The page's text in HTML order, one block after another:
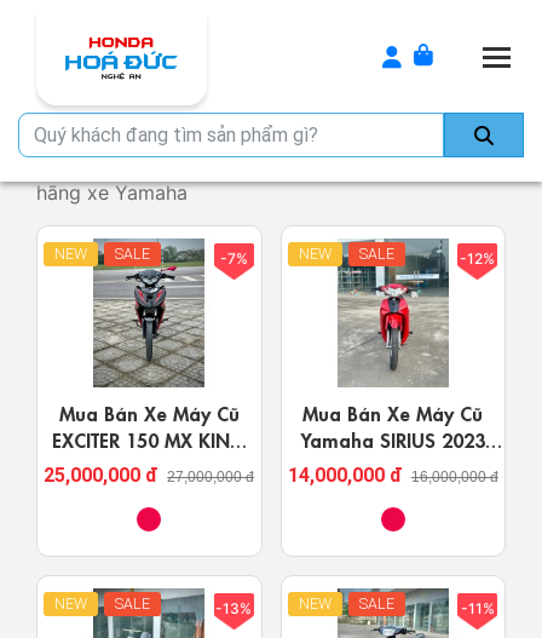
hãng xe Yamaha
NEW SALE -7%
Mua Bán Xe Máy Cũ
EXCITER 150 MX KING
Đời 2020 Nhập Khẩu
25,000,000 đ 27,000,000 đ
NEW SALE -12%
Mua Bán Xe Máy Cũ
Yamaha SIRIUS 2023
Nghệ An Giá Rẻ
14,000,000 đ 16,000,000 đ
NEW SALE -13% NEW SALE -11%